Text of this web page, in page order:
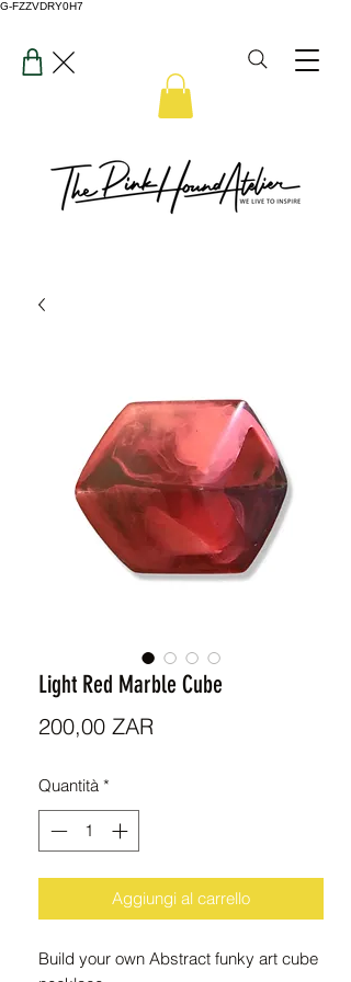
G-FZZVDRY0H7
Light Red Marble Cube
200,00 ZARPrezzo
Quantità *
Aggiungi al carrello
Build your own Abstract funky art cube